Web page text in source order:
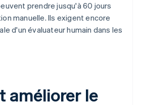
prendre jusqu'à 60 jours
manuelle. Ils exigent encore
d'un évaluateur humain dans les
améliorer le